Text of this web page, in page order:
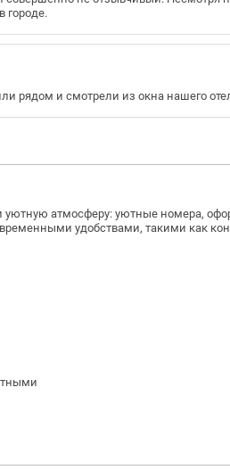
городе.
рядом и смотрели из окна нашего
уютную атмосферу: уютные номера,
удобствами, такими как